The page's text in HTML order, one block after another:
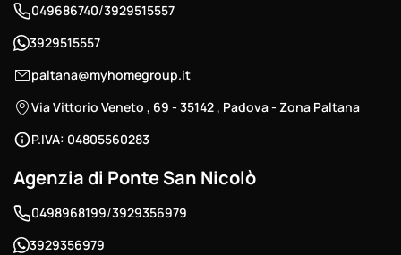
049686740/3929515557
3929515557
paltana@myhomegroup.it
Via Vittorio Veneto , 69 - 35142 , Padova - Zona Paltana
P.IVA: 04805560283
Agenzia di Ponte San Nicolò
0498968199/3929356979
3929356979